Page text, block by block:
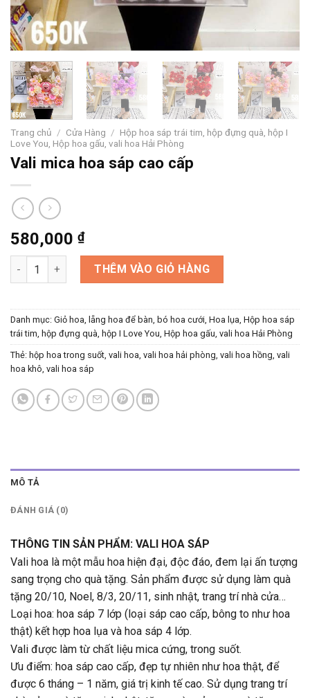
Trang chủ / Cửa Hàng / Hộp hoa sáp trái tim, hộp đựng quà, hộp I
Love You, Hộp hoa gấu, vali hoa Hải Phòng
Vali mica hoa sáp cao cấp
580,000 ₫
Vali mica hoa sáp cao cấp số lượng
THÊM VÀO GIỎ HÀNG
Danh mục: Giỏ hoa, lẵng hoa để bàn, bó hoa cưới, Hoa lụa, Hộp hoa sáp
trái tim, hộp đựng quà, hộp I Love You, Hộp hoa gấu, vali hoa Hải Phòng
Thẻ: hộp hoa trong suốt, vali hoa, vali hoa hải phòng, vali hoa hồng, vali
hoa khô, vali hoa sáp
MÔ TẢ
ĐÁNH GIÁ (0)
THÔNG TIN SẢN PHẨM: VALI HOA SÁP
Vali hoa là một mẫu hoa hiện đại, độc đáo, đem lại ấn tượng
sang trọng cho quà tặng. Sản phẩm được sử dụng làm quà
tặng 20/10, Noel, 8/3, 20/11, sinh nhật, trang trí nhà cửa…
Loại hoa: hoa sáp 7 lớp (loại sáp cao cấp, bông to như hoa
thật) kết hợp hoa lụa và hoa sáp 4 lớp.
Vali được làm từ chất liệu mica cứng, trong suốt.
Ưu điểm: hoa sáp cao cấp, đẹp tự nhiên như hoa thật, để
được 6 tháng – 1 năm, giá trị kinh tế cao. Sử dụng trang trí